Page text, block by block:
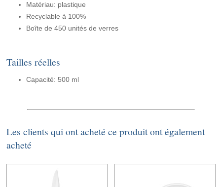
Matériau: plastique
Recyclable à 100%
Boîte de 450 unités de verres
Tailles réelles
Capacité: 500 ml
Les clients qui ont acheté ce produit ont également
acheté